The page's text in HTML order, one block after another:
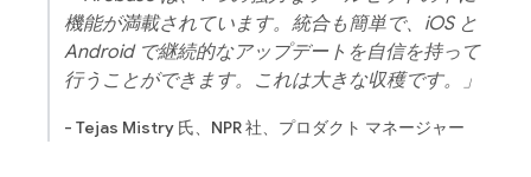
機能が満載されています。統合も簡単で、iOS と
Android で継続的なアップデートを自信を持って
行うことができます。これは大きな収穫です。」
- Tejas Mistry 氏、NPR 社、プロダクト マネージャー